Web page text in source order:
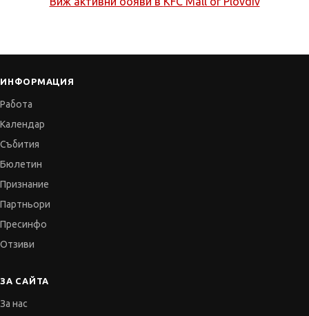
ИНФОРМАЦИЯ
Работа
Календар
Събития
Бюлетин
Признание
Партньори
Пресинфо
Отзиви
ЗА САЙТА
За нас